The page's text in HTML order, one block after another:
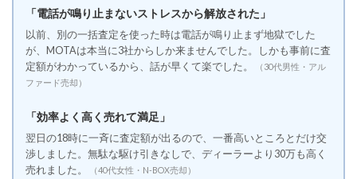
3.2
価格
と楽
さを
両立
なら
「事
前入
札
型」
「電話が鳴り止まないストレスから解放された」
以前、別の一括査定を使った時は電話が鳴り止まず地獄でした
が、MOTAは本当に3社からしか来ませんでした。しかも事前に査
定額がわかっているから、話が早くて楽でした。
（30代男性・アル
ファード売却）
「効率よく高く売れて満足」
翌日の18時に一斉に査定額が出るので、一番高いところとだけ交
渉しました。無駄な駆け引きなしで、ディーラーより30万も高く
売れました。
（40代女性・N-BOX売却）